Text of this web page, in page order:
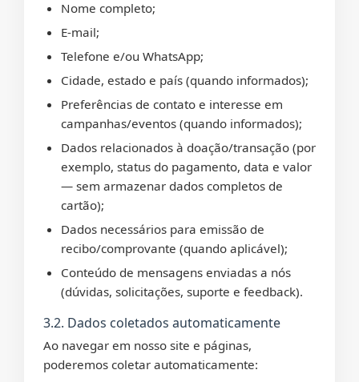
Nome completo;
E-mail;
Telefone e/ou WhatsApp;
Cidade, estado e país (quando informados);
Preferências de contato e interesse em
campanhas/eventos (quando informados);
Dados relacionados à doação/transação (por
exemplo, status do pagamento, data e valor
— sem armazenar dados completos de
cartão);
Dados necessários para emissão de
recibo/comprovante (quando aplicável);
Conteúdo de mensagens enviadas a nós
(dúvidas, solicitações, suporte e feedback).
3.2. Dados coletados automaticamente
Ao navegar em nosso site e páginas,
poderemos coletar automaticamente: